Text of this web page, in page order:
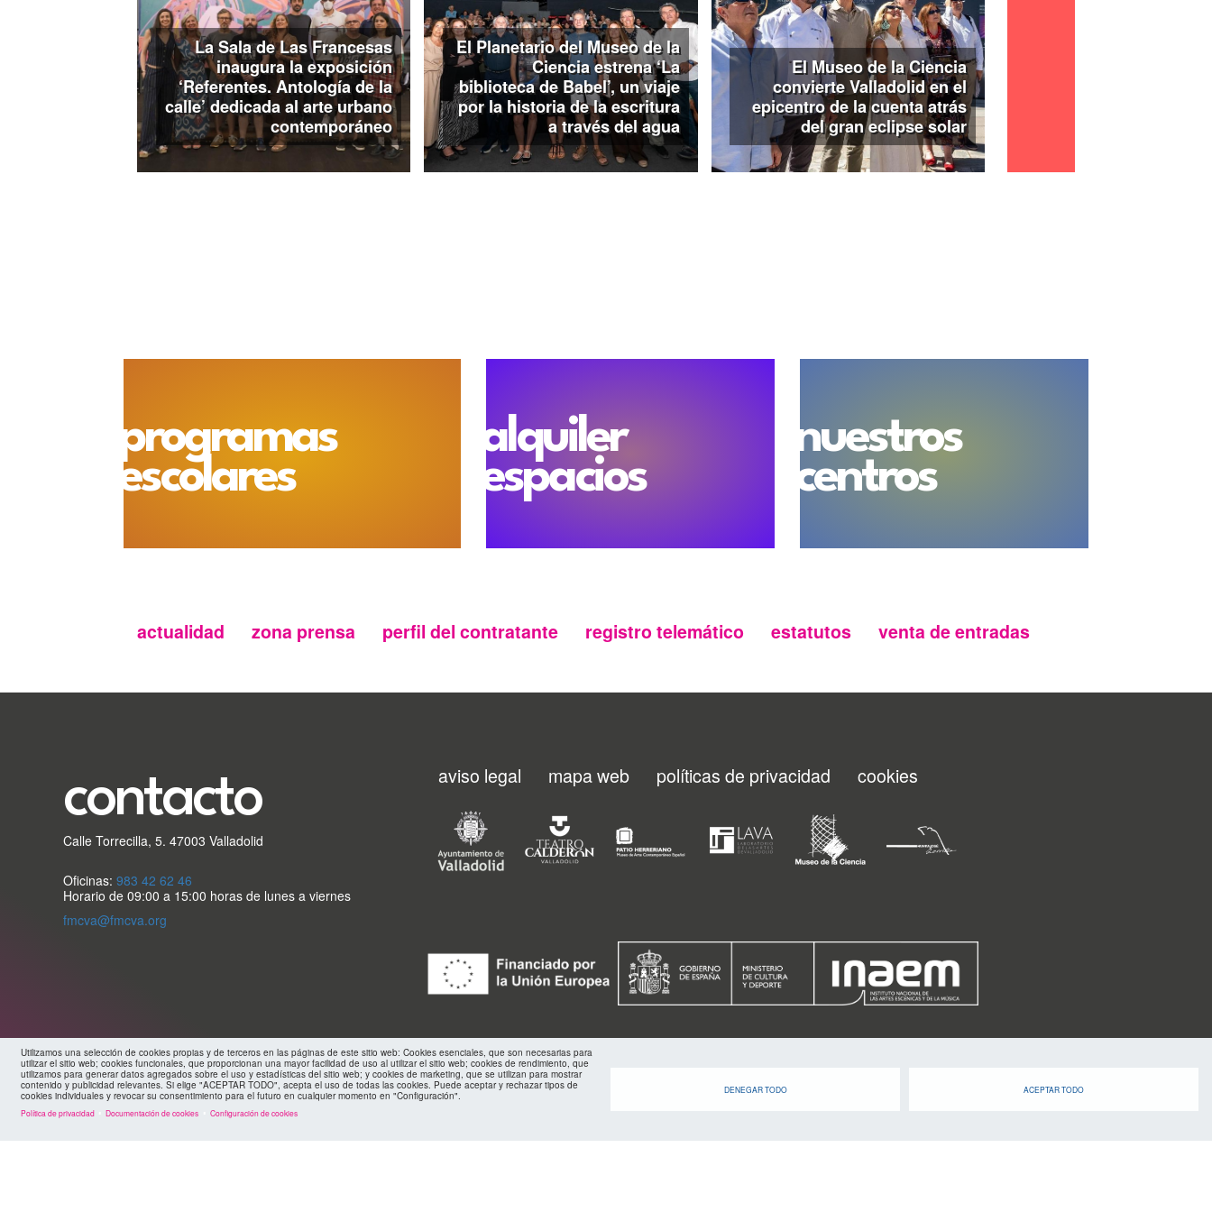
‘Versos para vender’ puede visitarse en la Sala Municipal de
Exposiciones de la Casa Revilla, con entrada gratuita,hasta el 16 de
noviembre, de martes a domingo en horario de 12:00 a 14:00 y de
18:30 a 21:30h.
La Sala de Las Francesas
inaugura la exposición
‘Referentes. Antología de la
calle’ dedicada al arte urbano
contemporáneo
El Planetario del Museo de la
Ciencia estrena ‘La
biblioteca de Babel’, un viaje
por la historia de la escritura
a través del agua
El Museo de la Ciencia
convierte Valladolid en el
epicentro de la cuenta atrás
del gran eclipse solar
programas
escolares
alquiler
espacios
nuestros
centros
secundario
actualidad zona prensa perfil del contratante registro telemático estatutos venta de entradas
Utilizamos una selección de cookies propias y de terceros en las páginas de este sitio web: Cookies esenciales, que son necesarias para
utilizar el sitio web; cookies funcionales, que proporcionan una mayor facilidad de uso al utilizar el sitio web; cookies de rendimiento, que
utilizamos para generar datos agregados sobre el uso y estadísticas del sitio web; y cookies de marketing, que se utilizan para mostrar
contenido y publicidad relevantes. Si elige "ACEPTAR TODO", acepta el uso de todas las cookies. Puede aceptar y rechazar tipos de
cookies individuales y revocar su consentimiento para el futuro en cualquier momento en "Configuración".
Política de privacidad Documentación de cookies Configuración de cookies
DENEGAR TODO ACEPTAR TODO
contacto
Calle Torrecilla, 5. 47003 Valladolid
Oficinas: 983 42 62 46
Horario de 09:00 a 15:00 horas de lunes a viernes
fmcva@fmcva.org
Menu
footer
aviso legal mapa web políticas de privacidad cookies